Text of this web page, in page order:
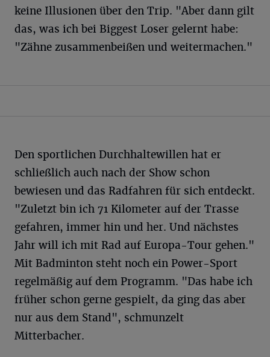
keine Illusionen über den Trip. "Aber dann gilt
das, was ich bei Biggest Loser gelernt habe:
"Zähne zusammenbeißen und weitermachen."
Den sportlichen Durchhaltewillen hat er
schließlich auch nach der Show schon
bewiesen und das Radfahren für sich entdeckt.
"Zuletzt bin ich 71 Kilometer auf der Trasse
gefahren, immer hin und her. Und nächstes
Jahr will ich mit Rad auf Europa-Tour gehen."
Mit Badminton steht noch ein Power-Sport
regelmäßig auf dem Programm. "Das habe ich
früher schon gerne gespielt, da ging das aber
nur aus dem Stand", schmunzelt
Mitterbacher.